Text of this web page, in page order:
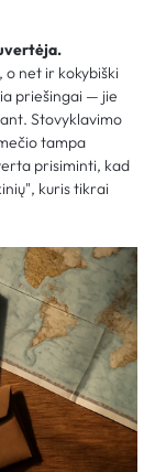
o net ir kokybiški
priešingai — jie
Stovyklavimo
tampa
prisiminti, kad
kuris tikrai